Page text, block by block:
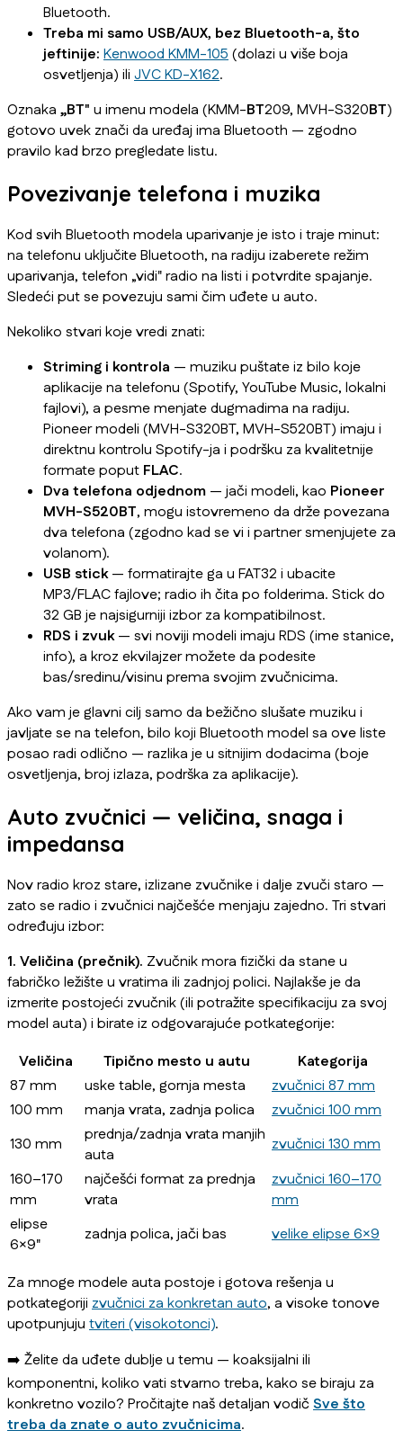
Bluetooth.
Treba mi samo USB/AUX, bez Bluetooth-a, što
jeftinije: Kenwood KMM-105(dolazi u više boja
osvetljenja) ili JVC KD-X162.
Oznaka „BT" u imenu modela (KMM-BT209, MVH-S320BT)
gotovo uvek znači da uređaj ima Bluetooth — zgodno
pravilo kad brzo pregledate listu.
Povezivanje telefona i muzika
Kod svih Bluetooth modela uparivanje je isto i traje minut:
na telefonu uključite Bluetooth, na radiju izaberete režim
uparivanja, telefon „vidi" radio na listi i potvrdite spajanje.
Sledeći put se povezuju sami čim uđete u auto.
Nekoliko stvari koje vredi znati:
Striming i kontrola — muziku puštate iz bilo koje
aplikacije na telefonu (Spotify, YouTube Music, lokalni
fajlovi), a pesme menjate dugmadima na radiju.
Pioneer modeli (MVH-S320BT, MVH-S520BT) imaju i
direktnu kontrolu Spotify-ja i podršku za kvalitetnije
formate poput FLAC.
Dva telefona odjednom — jači modeli, kao Pioneer
MVH-S520BT, mogu istovremeno da drže povezana
dva telefona (zgodno kad se vi i partner smenjujete za
volanom).
USB stick— formatirajte ga u FAT32 i ubacite
MP3/FLAC fajlove; radio ih čita po folderima. Stick do
32 GB je najsigurniji izbor za kompatibilnost.
RDS i zvuk— svi noviji modeli imaju RDS (ime stanice,
info), a kroz ekvilajzer možete da podesite
bas/sredinu/visinu prema svojim zvučnicima.
Ako vam je glavni cilj samo da bežično slušate muziku i
javljate se na telefon, bilo koji Bluetooth model sa ove liste
posao radi odlično — razlika je u sitnijim dodacima (boje
osvetljenja, broj izlaza, podrška za aplikacije).
Auto zvučnici — veličina, snaga i
impedansa
Nov radio kroz stare, izlizane zvučnike i dalje zvuči staro —
zato se radio i zvučnici najčešće menjaju zajedno. Tri stvari
određuju izbor:
1. Veličina (prečnik). Zvučnik mora fizički da stane u
fabričko ležište u vratima ili zadnjoj polici. Najlakše je da
izmerite postojeći zvučnik (ili potražite specifikaciju za svoj
model auta) i birate iz odgovarajuće potkategorije:
Veličina
Tipično mesto u autu
Kategorija
87 mm
uske table, gornja mesta
zvučnici 87 mm
100 mm
manja vrata, zadnja polica
zvučnici 100 mm
130 mm
prednja/zadnja vrata manjih
auta
zvučnici 130 mm
160–170
mm
najčešći format za prednja
vrata
zvučnici 160–170
mm
elipse
6×9"
zadnja polica, jači bas velike elipse 6×9
Za mnoge modele auta postoje i gotova rešenja u
potkategoriji zvučnici za konkretan auto, a visoke tonove
upotpunjuju tviteri (visokotonci).
➡️ Želite da uđete dublje u temu — koaksijalni ili
komponentni, koliko vati stvarno treba, kako se biraju za
konkretno vozilo? Pročitajte naš detaljan vodičSve što
treba da znate o auto zvučnicima.